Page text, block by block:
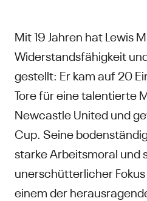
Mit 19 Jahren hat Lewis
Widerstandsfähigkeit
gestellt: Er kam auf 20
Tore für eine talentierte
Newcastle United und
Cup. Seine
starke Arbeitsmoral und
unerschütterlicher
einem der